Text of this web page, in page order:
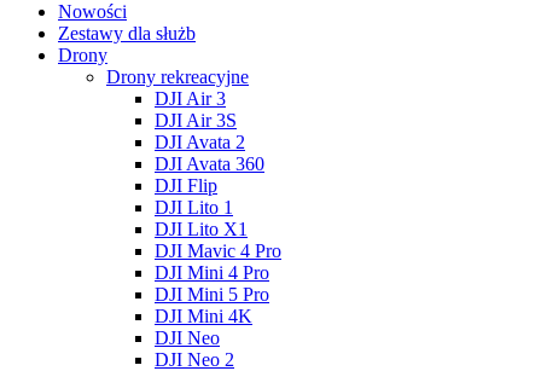
Nowości
Zestawy dla służb
Drony
Drony rekreacyjne
DJI Air 3
DJI Air 3S
DJI Avata 2
DJI Avata 360
DJI Flip
DJI Lito 1
DJI Lito X1
DJI Mavic 4 Pro
DJI Mini 4 Pro
DJI Mini 5 Pro
DJI Mini 4K
DJI Neo
DJI Neo 2